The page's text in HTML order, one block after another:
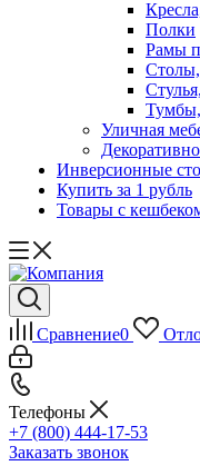
Полки
Рамы
Уличная
Инверсионные
Купить за 1 рубль
Товары с
Сравнение0
Телефоны
+7 (800) 444-17-53
Заказать звонок